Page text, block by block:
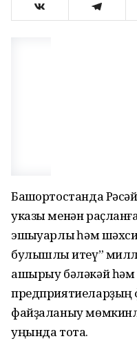
Башҡортостанда
указы менән
эшҡыуарлыҡ һәм
булышлыҡ итеү”
ашырыу бәләкәй һәм
предприятиеларҙың
файҙаланыу
уңында тота.